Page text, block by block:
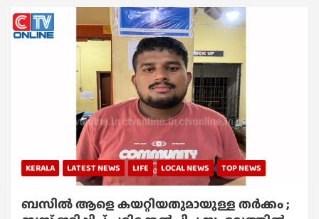
KERALA LATEST NEWS LIFE LOCAL NEWS TOP NEWS
ബസിൽ ആളെ കയറ്റിയതുമായുള്ള തർക്കം ;